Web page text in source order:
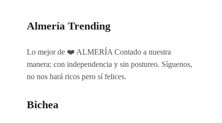
Almería Trending
Lo mejor de ❤️ ALMERÍA Contado a nuestra
manera: con independencia y sin postureo. Síguenos,
no nos hará ricos pero sí felices.
Bichea